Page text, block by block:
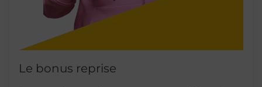
Le bonus reprise